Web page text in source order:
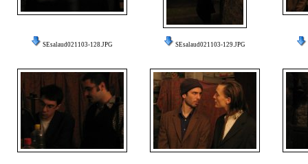
SEsalaud021103-128.JPG SEsalaud021103-129.JPG